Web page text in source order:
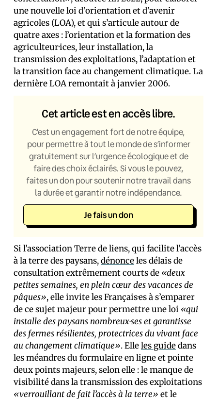
une nouvelle loi d’orientation et d’avenir
agricoles (LOA), et qui s’articule autour de
quatre axes : l’orientation et la formation des
agriculteur·ices, leur installation, la
transmission des exploitations, l’adaptation et
la transition face au changement climatique. La
dernière LOA remontait à janvier 2006.
Cet article est en accès libre.
C’est un engagement fort de notre équipe,
pour permettre à tout le monde de s’informer
gratuitement sur l’urgence écologique et de
faire des choix éclairés. Si vous le pouvez,
faites un don pour soutenir notre travail dans
la durée et garantir notre indépendance.
Je fais un don
Si l’association Terre de liens, qui facilite l’accès
à la terre des paysans,dénonceles délais de
consultation extrêmement courts de «deux
petites semaines, en plein cœur des vacances de
pâques», elle invite les Français·es à s’emparer
de ce sujet majeur pour permettre une loi «qui
installe des paysans nombreux·ses et garantisse
des fermes résilientes, protectrices du vivant face
au changement climatique». Elleles guidedans
les méandres du formulaire en ligne et pointe
deux points majeurs, selon elle : le manque de
visibilité dans la transmission des exploitations
«verrouillant de fait l’accès à la terre» et le